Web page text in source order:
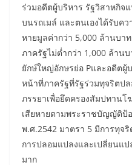
ร่วมอดีตผู้บริหาร รัฐวิสาหกิ
บนรถเมล์ และตนเองได้รับค
หายมูลค่ากว่า 5,000 ล้านบา
ภาครัฐไม่ต่ำกว่า 1,000 ล้าน
ยักษ์ใหญ่อักษรย่อ Pและอดีตผู้
หน้าที่ภาครัฐที่รัฐร่วมทุจริตป
ภรรยาเพื่อยึดครองสัมปทาน
เสียหายตามพระราชบัญญัติป้
พ.ศ.2542 มาตรา 5 มีการทุจ
การปลอมแปลงและเปลี่ยนแ
มาก